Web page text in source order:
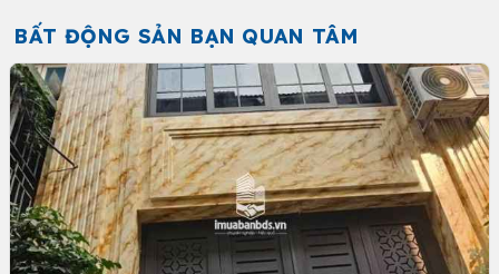
BẤT ĐỘNG SẢN BẠN QUAN TÂM